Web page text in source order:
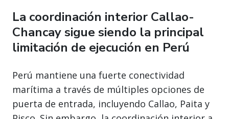
La coordinación interior Callao-
Chancay sigue siendo la principal
limitación de ejecución en Perú
Perú mantiene una fuerte conectividad
marítima a través de múltiples opciones de
puerta de entrada, incluyendo Callao, Paita y